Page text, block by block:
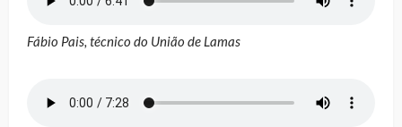
Fábio Pais, técnico do União de Lamas